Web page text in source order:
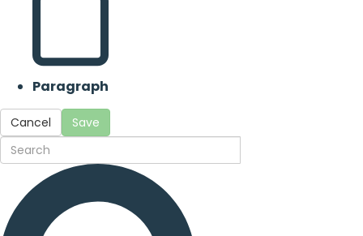
Paragraph
Cancel Save